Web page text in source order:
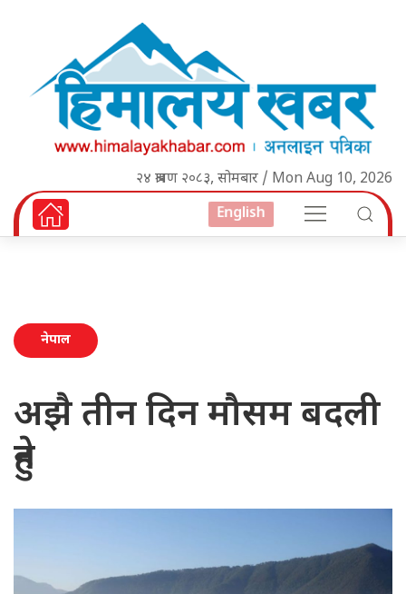
२४ श्रावण २०८३, सोमबार / Mon Aug 10, 2026
English
नेपाल
अझै तीन दिन मौसम बदली
हुने